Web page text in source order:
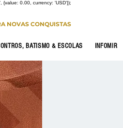
{value: 0.00, currency: 'USD'});
NOVAS CONQUISTAS
BATISMO & ESCOLAS INFOMIR